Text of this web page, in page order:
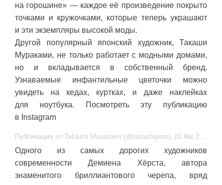
на горошине» — каждое её произведение покрыто
точками и кружочками, которые теперь украшают
и эти экземпляры высокой моды.
Другой популярный японский художник, Такаши
Мураками, не только работает с модными домами,
но и вкладывается в собственный бренд.
Узнаваемые инфантильные цветочки можно
увидеть на кедах, куртках, и даже наклейках
для ноутбука. Посмотреть эту публикацию
в Instagram
Публикация от Takashi Murakami (@takashipom) 20 Авг 2018 в 8:38 PDT
Одного из самых дорогих художников
современности Демиена Хёрста, автора
знаменитого бриллиантового черепа, вряд